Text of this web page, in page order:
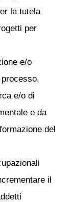
la tutela
per
e/o
e/o di
e da
del
il